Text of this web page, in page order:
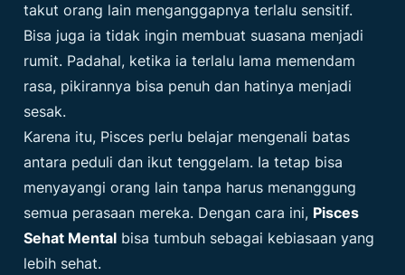
takut orang lain menganggapnya terlalu sensitif.
Bisa juga ia tidak ingin membuat suasana menjadi
rumit. Padahal, ketika ia terlalu lama memendam
rasa, pikirannya bisa penuh dan hatinya menjadi
sesak.
Karena itu, Pisces perlu belajar mengenali batas
antara peduli dan ikut tenggelam. Ia tetap bisa
menyayangi orang lain tanpa harus menanggung
semua perasaan mereka. Dengan cara ini, Pisces
Sehat Mental bisa tumbuh sebagai kebiasaan yang
lebih sehat.